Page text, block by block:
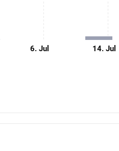
6. Jul 14. Jul